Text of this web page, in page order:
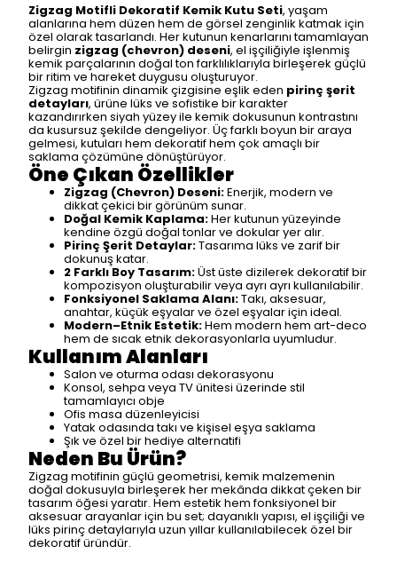
Zigzag Motifli Dekoratif Kemik Kutu Seti, yaşam
alanlarına hem düzen hem de görsel zenginlik katmak için
özel olarak tasarlandı. Her kutunun kenarlarını tamamlayan
belirgin zigzag (chevron) deseni, el işçiliğiyle işlenmiş
kemik parçalarının doğal ton farklılıklarıyla birleşerek güçlü
bir ritim ve hareket duygusu oluşturuyor.
Zigzag motifinin dinamik çizgisine eşlik eden pirinç şerit
detayları, ürüne lüks ve sofistike bir karakter
kazandırırken siyah yüzey ile kemik dokusunun kontrastını
da kusursuz şekilde dengeliyor. Üç farklı boyun bir araya
gelmesi, kutuları hem dekoratif hem çok amaçlı bir
saklama çözümüne dönüştürüyor.
Öne Çıkan Özellikler
Zigzag (Chevron) Deseni:Enerjik, modern ve
dikkat çekici bir görünüm sunar.
Doğal Kemik Kaplama:Her kutunun yüzeyinde
kendine özgü doğal tonlar ve dokular yer alır.
Pirinç Şerit Detaylar:Tasarıma lüks ve zarif bir
dokunuş katar.
2 Farklı Boy Tasarım:Üst üste dizilerek dekoratif bir
kompozisyon oluşturabilir veya ayrı ayrı kullanılabilir.
Fonksiyonel Saklama Alanı:Takı, aksesuar,
anahtar, küçük eşyalar ve özel eşyalar için ideal.
Modern–Etnik Estetik:Hem modern hem art-deco
hem de sıcak etnik dekorasyonlarla uyumludur.
Kullanım Alanları
Salon ve oturma odası dekorasyonu
Konsol, sehpa veya TV ünitesi üzerinde stil
tamamlayıcı obje
Ofis masa düzenleyicisi
Yatak odasında takı ve kişisel eşya saklama
Şık ve özel bir hediye alternatifi
Neden Bu Ürün?
Zigzag motifinin güçlü geometrisi, kemik malzemenin
doğal dokusuyla birleşerek her mekânda dikkat çeken bir
tasarım öğesi yaratır. Hem estetik hem fonksiyonel bir
aksesuar arayanlar için bu set; dayanıklı yapısı, el işçiliği ve
lüks pirinç detaylarıyla uzun yıllar kullanılabilecek özel bir
dekoratif üründür.